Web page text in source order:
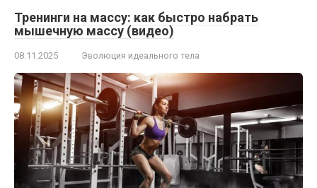
Тренинги на массу: как быстро набрать
мышечную массу (видео)
08.11.2025 Эволюция идеального тела